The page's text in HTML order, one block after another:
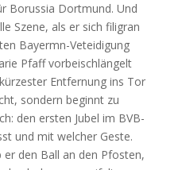
Borussia Dortmund. Und
Szene, als er sich filigran
Bayermn-Veteidigung
Pfaff vorbeischlängelt
Entfernung ins Tor
sondern beginnt zu
den ersten Jubel im BVB-
und mit welcher Geste.
den Ball an den Pfosten,